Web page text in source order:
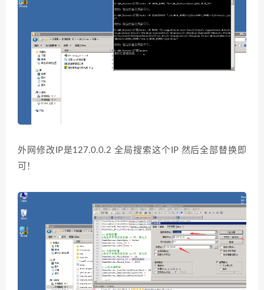
外网修改IP是127.0.0.2 全局搜索这个IP 然后全部替换即
可！